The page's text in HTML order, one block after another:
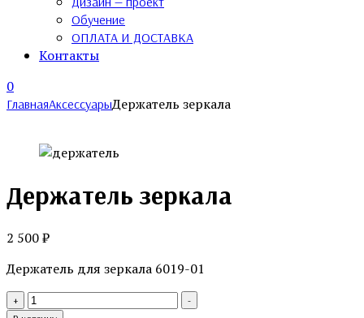
Обучение
ОПЛАТА И ДОСТАВКА
Контакты
0
ГлавнаяАксессуарыДержатель зеркала
Держатель зеркала
2 500₽
Держатель для зеркала 6019-01
+
Количество
-